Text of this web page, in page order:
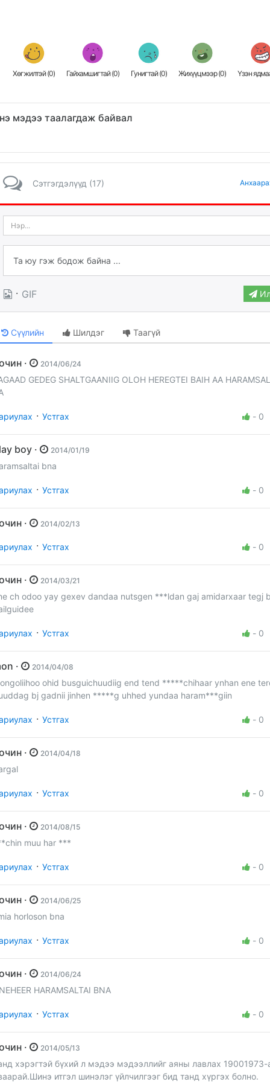
Хөгжилтэй (0) Гайхамшигтай (0) Гунигтай (0) Жихүүцмээр (0) Үзэн
мэдээ таалагдаж байвал
Сэтгэгдэлүүд (17)
· GIF
Сүүлийн Шилдэг Таагүй
Зочин · 2014/06/24
GEDEG SHALTGAANIIG OLOH HEREGTEI BAIH AA
· Устгах - 0
play boy · 2014/01/19
bna
· Устгах - 0
Зочин · 2014/02/13
· Устгах - 0
Зочин · 2014/03/21
ch odoo yay gexev dandaa nutsgen ***ldan gaj amidarxaar tegj
· Устгах - 0
mon · 2014/04/08
ohid busguichuudiig end tend *****chihaar ynhan ene
bj gadnii jinhen *****g uhhed yundaa haram***giin
· Устгах - 0
Зочин · 2014/04/18
· Устгах - 0
Зочин · 2014/08/15
muu har ***
· Устгах - 0
Зочин · 2014/06/25
horloson bna
· Устгах - 0
Зочин · 2014/06/24
HARAMSALTAI BNA
· Устгах - 0
Зочин · 2014/05/13
хэрэгтэй бүхий л мэдээ мэдээллийг аяны лавлах 19001973-
итгэл шинэлэг үйлчилгээг бид танд хүргэх болно.